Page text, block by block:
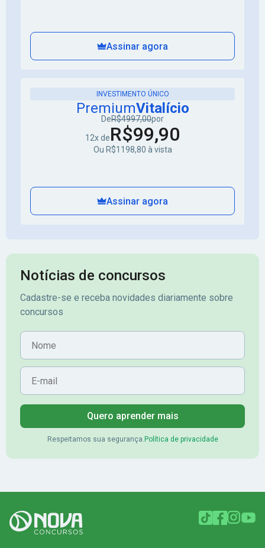
Assinar agora
INVESTIMENTO ÚNICO
PremiumVitalício
DeR$4997,00por
12x deR$99,90
Ou R$1198,80 à vista
Assinar agora
Notícias de concursos
Cadastre-se e receba novidades diariamente sobre
concursos
Nome
E-mail
Quero aprender mais
Respeitamos sua segurança. Política de privacidade